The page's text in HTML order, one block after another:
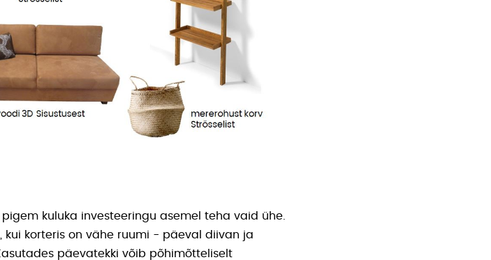
kuluka investeeringu asemel teha vaid ühe.
korteris on vähe ruumi - päeval diivan ja
päevatekki võib põhimõtteliselt